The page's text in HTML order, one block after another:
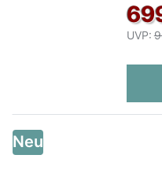
UVP:
Neu